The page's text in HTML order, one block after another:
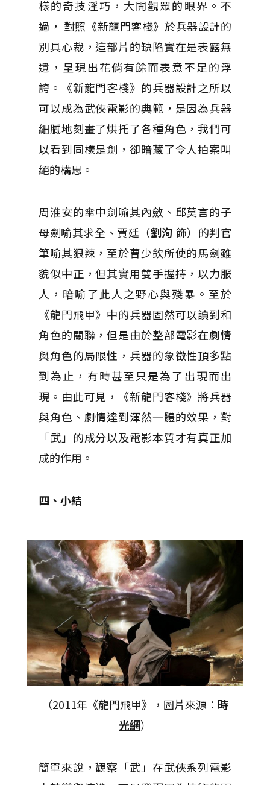
樣的奇技淫巧，大開觀眾的眼界。不
過， 對照《新龍門客棧》於兵器設計的
別具心裁，這部片的缺陷實在是表露無
遺，呈現出花俏有餘而表意不足的浮
誇。《新龍門客棧》的兵器設計之所以
可以成為武俠電影的典範，是因為兵器
細膩地刻畫了烘托了各種角色，我們可
以看到同樣是劍，卻暗藏了令人拍案叫
絕的構思。
周淮安的傘中劍喻其內斂、邱莫言的子
母劍喻其求全、賈廷（劉洵 飾）的判官
筆喻其狠辣，至於曹少欽所使的馬劍雖
貌似中正，但其實用雙手握持，以力服
人，暗喻了此人之野心與殘暴。至於
《龍門飛甲》中的兵器固然可以讀到和
角色的關聯，但是由於整部電影在劇情
與角色的局限性，兵器的象徵性頂多點
到為止，有時甚至只是為了出現而出
現。由此可見，《新龍門客棧》將兵器
與角色、劇情達到渾然一體的效果，對
「武」的成分以及電影本質才有真正加
成的作用。
四、小結
（2011年《龍門飛甲》，圖片來源： 時
光網）
簡單來說，觀察「武」在武俠系列電影